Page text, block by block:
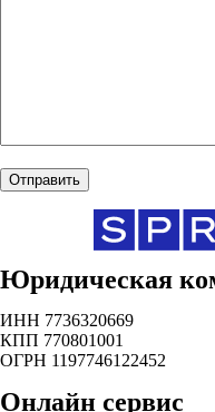
Юридическая
ИНН 7736320669
КПП 770801001
ОГРН 1197746122452
Онлайн сервис